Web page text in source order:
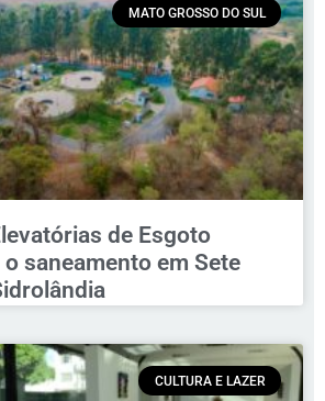
MATO GROSSO DO SUL
de Esgoto
saneamento em Sete
CULTURA E LAZER